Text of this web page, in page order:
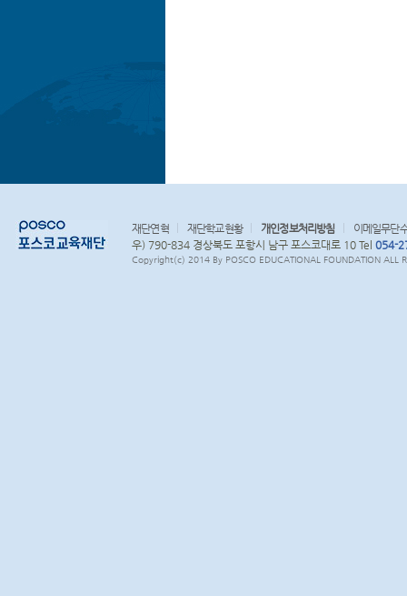
재단연혁 재단학교현황 개인정보처리방침
이메일무단
우) 790-834 경상북도 포항시 남구 포스코대로 10 Tel 054-
Copyright(c) 2014 By POSCO EDUCATIONAL FOUNDATION ALL